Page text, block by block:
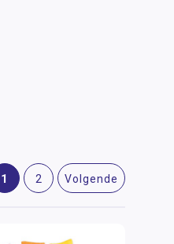
1 2 Volgende